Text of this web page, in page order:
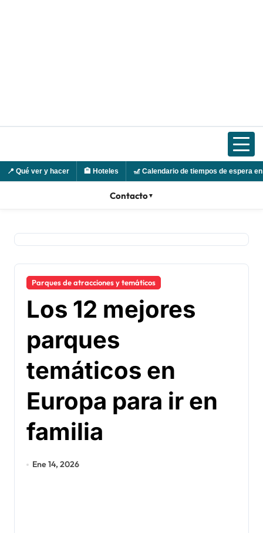
📍 Qué ver y hacer 🏨 Hoteles 🎢 Calendario de tiempos de espera
Contacto▼
Parques de atracciones y temáticos
Los 12 mejores
parques
temáticos en
Europa para ir en
familia
Ene 14, 2026